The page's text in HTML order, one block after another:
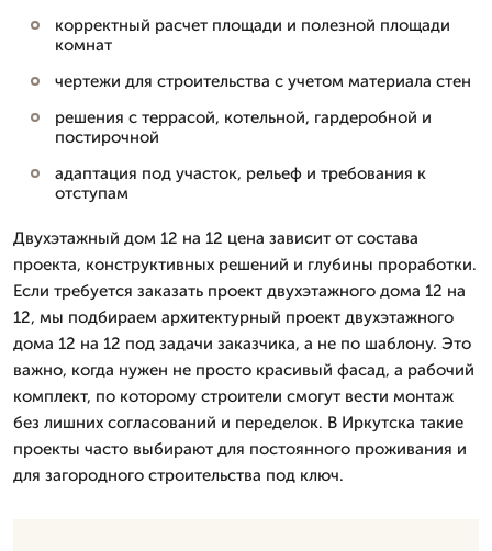
корректный расчет площади и полезной площади
комнат
чертежи для строительства с учетом материала стен
решения с террасой, котельной, гардеробной и
постирочной
адаптация под участок, рельеф и требования к
отступам
Двухэтажный дом 12 на 12 цена зависит от состава
проекта, конструктивных решений и глубины проработки.
Если требуется заказать проект двухэтажного дома 12 на
12, мы подбираем архитектурный проект двухэтажного
дома 12 на 12 под задачи заказчика, а не по шаблону. Это
важно, когда нужен не просто красивый фасад, а рабочий
комплект, по которому строители смогут вести монтаж
без лишних согласований и переделок. В Иркутска такие
проекты часто выбирают для постоянного проживания и
для загородного строительства под ключ.